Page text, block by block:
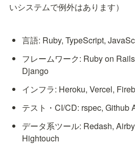
いシステムで例外はあります）
言語: Ruby, TypeScript,
フレームワーク: Ruby on
Django
インフラ: Heroku, Vercel,
テスト・CI/CD: rspec, Github
データ系ツール: Redash,
Hightouch